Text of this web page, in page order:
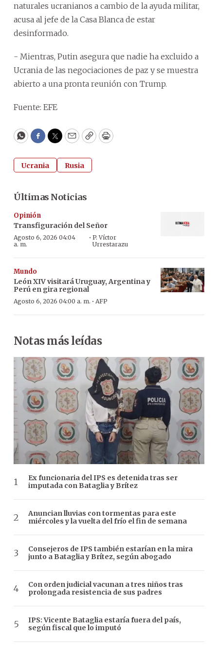
naturales ucranianos a cambio de la ayuda militar,
acusa al jefe de la Casa Blanca de estar
desinformado.
- Mientras, Putin asegura que nadie ha excluido a
Ucrania de las negociaciones de paz y se muestra
abierto a una pronta reunión con Trump.
Fuente: EFE
WhatsApp
Facebook
Twitter
EmailCopyPrint
Ucrania Rusia
Últimas Noticias
Opinión
Transfiguración del Señor
Agosto 6, 2026 04:04
a. m.
· P. Víctor
Urrestarazu
Mundo
León XIV visitará Uruguay, Argentina y
Perú en gira regional
Agosto 6, 2026 04:00 a. m. · AFP
Notas más leídas
Ex funcionaria del IPS es detenida tras ser
imputada con Bataglia y Brítez
Anuncian lluvias con tormentas para este
miércoles y la vuelta del frío el fin de semana
Consejeros de IPS también estarían en la mira
junto a Bataglia y Brítez, según abogado
Con orden judicial vacunan a tres niños tras
prolongada resistencia de sus padres
IPS: Vicente Bataglia estaría fuera del país,
según fiscal que lo imputó